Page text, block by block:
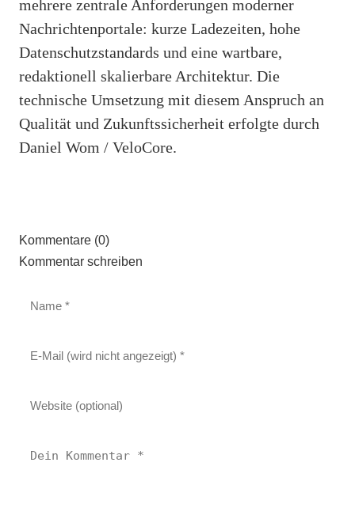
mehrere zentrale Anforderungen moderner
Nachrichtenportale: kurze Ladezeiten, hohe
Datenschutzstandards und eine wartbare,
redaktionell skalierbare Architektur. Die
technische Umsetzung mit diesem Anspruch an
Qualität und Zukunftssicherheit erfolgte durch
Daniel Wom / VeloCore.
Kommentare (0)
Kommentar schreiben